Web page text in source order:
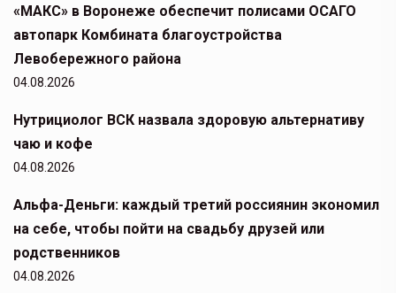
«МАКС» в Воронеже обеспечит полисами ОСАГО
автопарк Комбината благоустройства
Левобережного района
04.08.2026
Нутрициолог ВСК назвала здоровую альтернативу
чаю и кофе
04.08.2026
Альфа-Деньги: каждый третий россиянин экономил
на себе, чтобы пойти на свадьбу друзей или
родственников
04.08.2026